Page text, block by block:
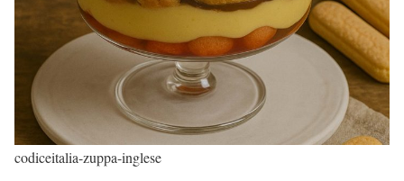
codiceitalia-zuppa-inglese